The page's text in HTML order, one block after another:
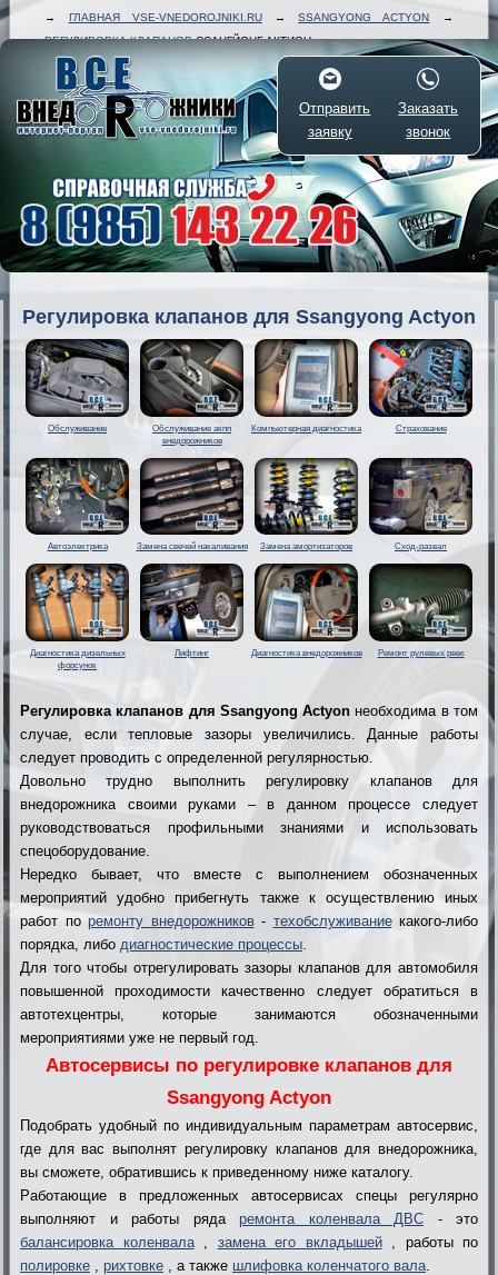
→ ГЛАВНАЯ VSE-VNEDOROJNIKI.RU→SSANGYONG ACTYON →
РЕГУЛИРОВКА КЛАПАНОВССАНГЙОНГ АКТИОН
Отправить
заявку
Заказать
звонок
Регулировка клапанов для Ssangyong Actyon
Обслуживание
Обслуживание акпп
внедорожников
Компьютерная диагностика Страхование
Автоэлектрика Замена свечей накаливания Замена амортизаторов Сход-развал
Диагностика дизельных
форсунок
Лифтинг Диагностика внедорожников Ремонт рулевых реек
Регулировка клапанов для Ssangyong Actyon необходима в том
случае, если тепловые зазоры увеличились. Данные работы
следует проводить с определенной регулярностью.
Довольно трудно выполнить регулировку клапанов для
внедорожника своими руками – в данном процессе следует
руководствоваться профильными знаниями и использовать
спецоборудование.
Нередко бывает, что вместе с выполнением обозначенных
мероприятий удобно прибегнуть также к осуществлению иных
работ по ремонту внедорожников- техобслуживаниекакого-либо
порядка, либо диагностические процессы
Для того чтобы отрегулировать зазоры клапанов для автомобиля
повышенной проходимости качественно следует обратиться в
автотехцентры, которые занимаются обозначенными
мероприятиями уже не первый год.
Автосервисы по регулировке клапанов для
Ssangyong Actyon
Подобрать удобный по индивидуальным параметрам автосервис,
где для вас выполнят регулировку клапанов для внедорожника,
вы сможете, обратившись к приведенному ниже каталогу.
Работающие в предложенных автосервисах спецы регулярно
выполняют и работы ряда ремонта коленвала ДВС - это
балансировка коленвала, замена его вкладышей, работы по
полировке
рихтовке , а также шлифовка коленчатого вала